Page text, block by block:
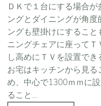
ＤＫで１台にする場合
ングとダイニングが角
ングも壁掛けにするこ
ニングチェアに座って
し高めにＴＶを設置で
お宅はキッチンから見
め、中心で1300ｍｍに
ること...